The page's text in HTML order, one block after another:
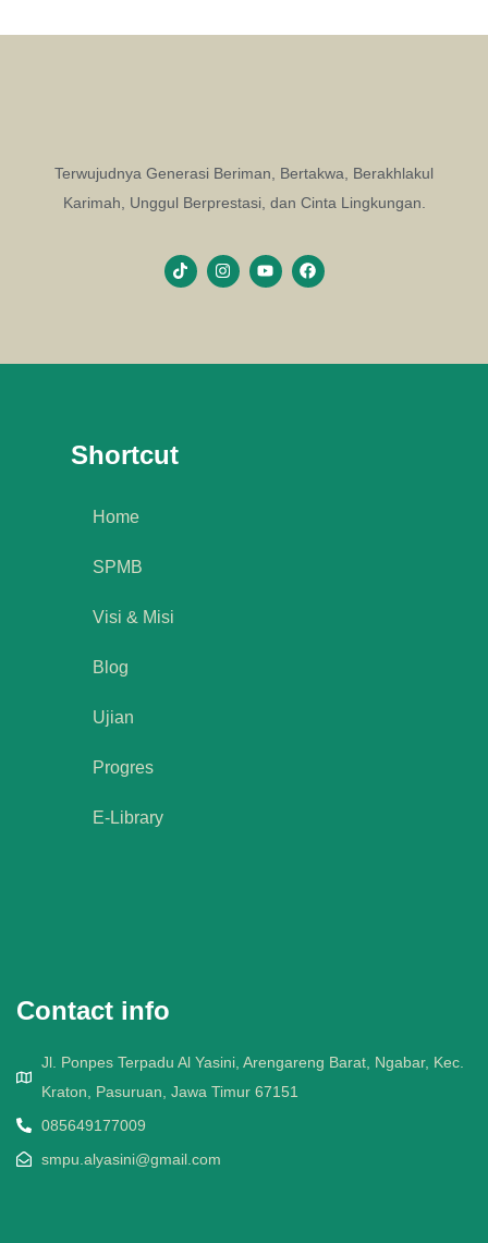
Terwujudnya Generasi Beriman, Bertakwa, Berakhlakul
Karimah, Unggul Berprestasi, dan Cinta Lingkungan.
Shortcut
Home
SPMB
Visi & Misi
Blog
Ujian
Progres
E-Library
Contact info
Jl. Ponpes Terpadu Al Yasini, Arengareng Barat, Ngabar, Kec.
Kraton, Pasuruan, Jawa Timur 67151
085649177009
smpu.alyasini@gmail.com